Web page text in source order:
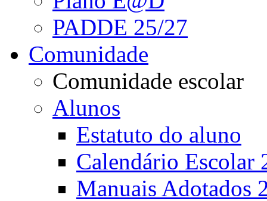
PADDE 25/27
Comunidade
Comunidade escolar
Alunos
Estatuto do aluno
Calendário Escolar
Manuais Adotados